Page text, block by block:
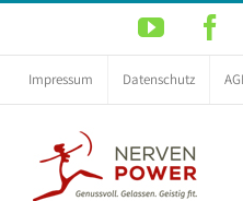
Zum
springen
Impressum Datenschutz